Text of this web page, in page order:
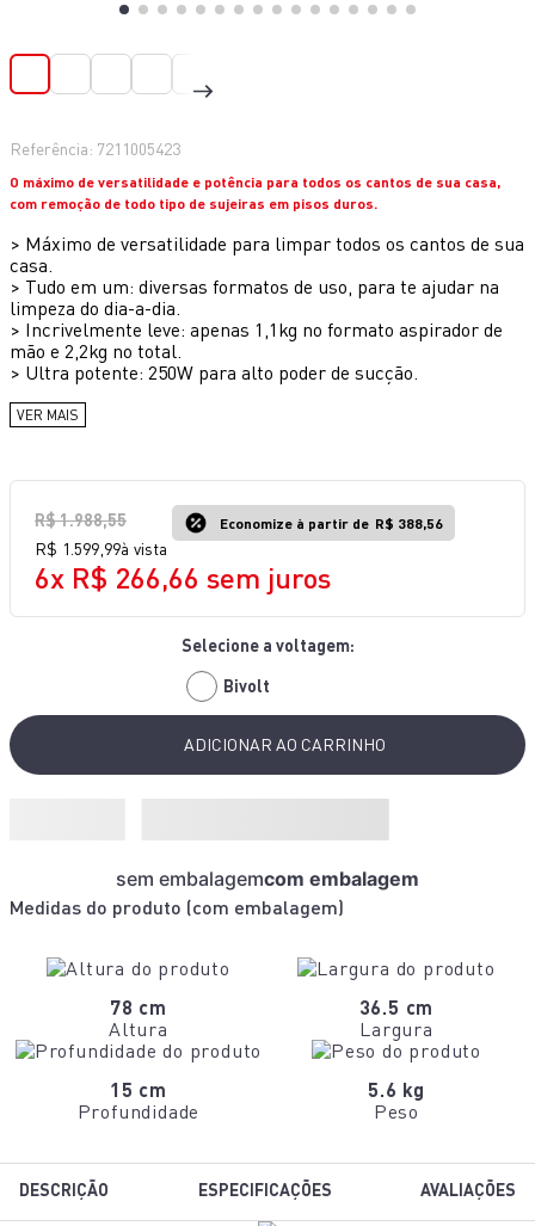
Referência: 7211005423
O máximo de versatilidade e potência para todos os cantos de sua casa,
com remoção de todo tipo de sujeiras em pisos duros.
> Máximo de versatilidade para limpar todos os cantos de sua
casa.
> Tudo em um: diversas formatos de uso, para te ajudar na
limpeza do dia-a-dia.
> Incrivelmente leve: apenas 1,1kg no formato aspirador de
mão e 2,2kg no total.
> Ultra potente: 250W para alto poder de sucção.
VER MAIS
R$1.988,55 Economize à partir de R$ 388,56
R$ 1 .599 99à vista
6x R$ 266,66 sem juros
Bivolt
ADICIONAR AO CARRINHO
Medidas do produto (com embalagem)
sem embalagemcom embalagem
78 cm
Altura
36.5 cm
Largura
15 cm
Profundidade
5.6 kg
Peso
DESCRIÇÃO ESPECIFICAÇÕES AVALIAÇÕES